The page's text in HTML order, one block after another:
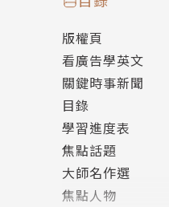
主題式會話：熟
克漏字：鯨魚唱歌
寫作素養專欄：
追本溯源：美甲的
全民英檢中級模擬
版權頁
看廣告學英文
關鍵時事新聞
目錄
學習進度表
焦點話題
大師名作選
焦點人物